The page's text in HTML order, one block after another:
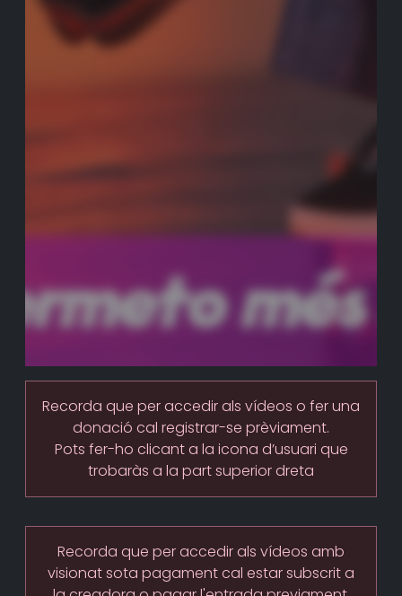
Recorda que per accedir als vídeos o fer una
donació cal registrar-se prèviament.
Pots fer-ho clicant a la icona d’usuari que
trobaràs a la part superior dreta
Recorda que per accedir als vídeos amb
visionat sota pagament cal estar subscrit a